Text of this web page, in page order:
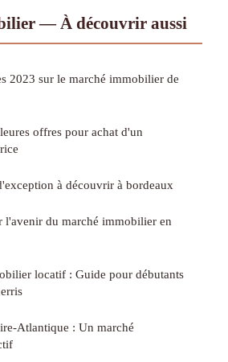
— À découvrir aussi
2023 sur le marché immobilier de
offres pour achat d'un
à découvrir à bordeaux
l'avenir du marché immobilier en
locatif : Guide pour débutants
Atlantique : Un marché